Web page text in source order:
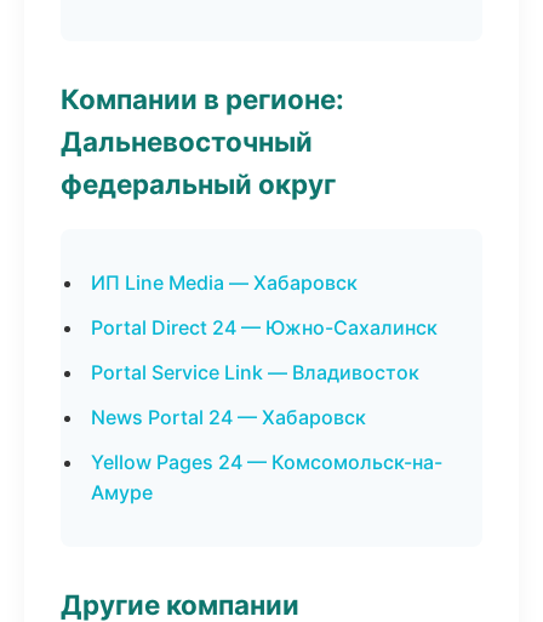
Компании в регионе:
Дальневосточный
федеральный округ
ИП Line Media — Хабаровск
Portal Direct 24 — Южно-Сахалинск
Portal Service Link — Владивосток
News Portal 24 — Хабаровск
Yellow Pages 24 — Комсомольск-на-
Амуре
Другие компании